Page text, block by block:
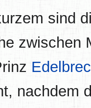
sind
zwischen
nachdem